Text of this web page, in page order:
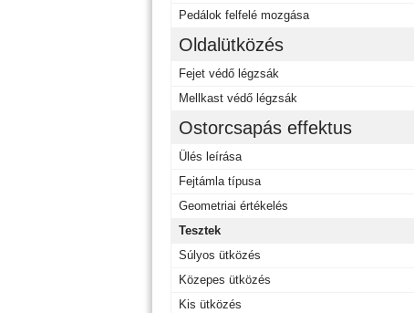
Pedálok felfelé mozgása
Oldalütközés
Fejet védő légzsák
Mellkast védő légzsák
Ostorcsapás effektus
Ülés leírása
Fejtámla típusa
Geometriai értékelés
Tesztek
Súlyos ütközés
Közepes ütközés
Kis ütközés